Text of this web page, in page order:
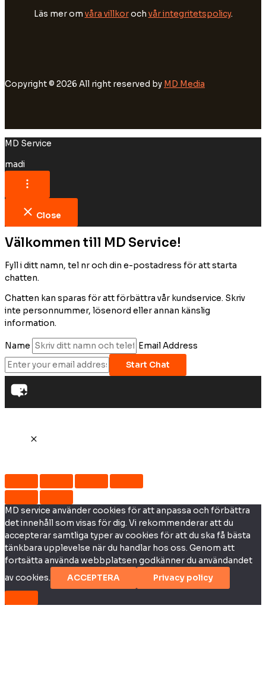
Läs mer om våra villkoroch vår integritetspolicy.
Copyright © 2026 All right reserved by MD Media
MD Service
madi
Close
Välkommen till MD Service!
Fyll i ditt namn, tel nr och din e-postadress för att starta
chatten.
Chatten kan sparas för att förbättra vår kundservice. Skriv
inte personnummer, lösenord eller annan känslig
information.
Name
Email Address
Start Chat
MD service använder cookies för att anpassa och förbättra
det innehåll som visas för dig. Vi rekommenderar att du
accepterar samtliga typer av cookies för att du ska få bästa
tänkbara upplevelse när du handlar hos oss. Genom att
fortsätta använda webbplatsen godkänner du användandet
av cookies.
ACCEPTERA Privacy policy